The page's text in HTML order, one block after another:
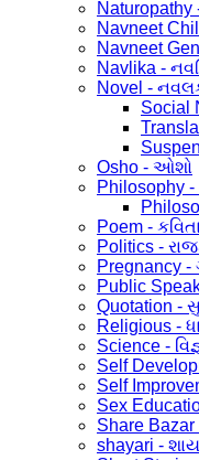
Naturopathy
Navneet
Navneet
Navlika -
Novel -
Social
Osho - ઓશો
Philosophy -
Poem -
Politics -
Pregnancy -
Public
Quotation -
Religious -
Science -
Self
Self
Sex
Share Bazar
shayari -